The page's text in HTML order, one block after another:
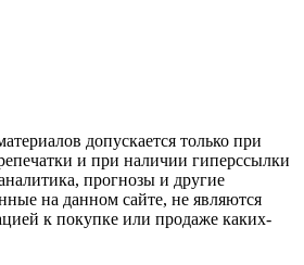
допускается только при
и при наличии гиперссылки
прогнозы и другие
на данном сайте, не являются
к покупке или продаже каких-